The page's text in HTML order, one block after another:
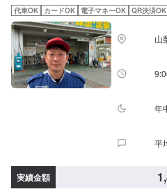
てお越しください。駐車スペースは事務
てください。受付はスタッフへ「メンテ
い。ご案内いたします。-----ご利用可能
ジットカード（VISA・Mastercard・
代車OK カードOK 電子マネーOK QR決済OK
山
年
平
実績金額